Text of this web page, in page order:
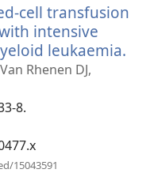
janela)
cell transfusion
intensive
leukaemia.
Rhenen DJ,
8.
15043591